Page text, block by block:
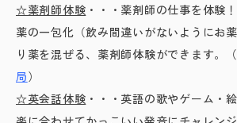
☆薬剤師体験 ・・・薬剤師の仕事を体験
薬の一包化（飲み間違いがないようにお
り薬を混ぜる、薬剤師体験ができます。（
局）
☆英会話体験 ・・・英語の歌やゲーム・